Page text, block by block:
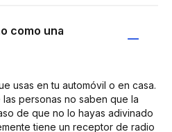
como una
usas en tu automóvil o en casa.
personas no saben que la
de que no lo hayas adivinado
tiene un receptor de radio